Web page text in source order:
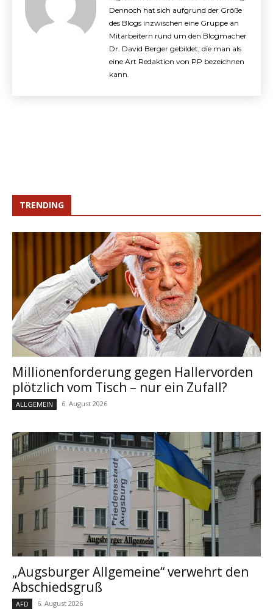
Dennoch hat sich aufgrund der Größe
des Blogs inzwischen eine Gruppe an
Mitarbeitern rund um den Blogmacher
Dr. David Berger gebildet, die man als
eine Art Redaktion von PP bezeichnen
kann.
TRENDING
Millionenforderung gegen Hallervorden
plötzlich vom Tisch – nur ein Zufall?
ALLGEMEIN 6. August 2026
„Augsburger Allgemeine“ verwehrt den
Abschiedsgruß
AFD 6. August 2026